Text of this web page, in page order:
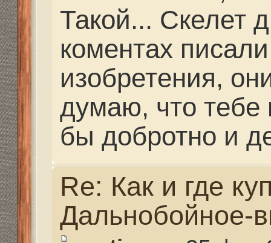
Re: Как и где купить
Дальнобойное-
partizan » 25 фев 2021,
Какую винтовку ты
оборудуешь?
Re: Как и где купить
Дальнобойное-